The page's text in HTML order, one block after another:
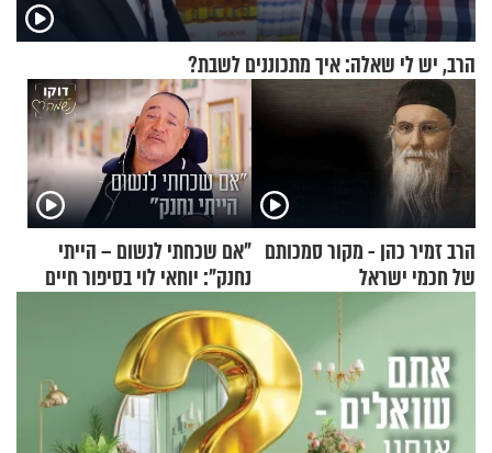
הרב, יש לי שאלה: איך מתכוננים לשבת?
הרב זמיר כהן - מקור סמכותם
של חכמי ישראל
"אם שכחתי לנשום – הייתי
נחנק": יוחאי לוי בסיפור חיים
מעורר השראה